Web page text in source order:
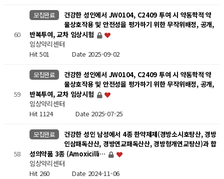
60
모집완료
건강한 성인에서 JW0104, C2409 투여 시 약동학적 약
물상호작용 및 안전성을 평가하기 위한 무작위배정, 공개,
반복투여, 교차 임상시험
임상약리센터
Hit 501Date 2025-09-02
59
모집완료
건강한 성인에서 JW0104, C2409 투여 시 약동학적 약
물상호작용 및 안전성을 평가하기 위한 무작위배정, 공개,
반복투여, 교차 임상시험
임상약리센터
Hit 1124 Date 2025-07-25
58
모집완료
건강한 성인 남성에서 4종 한약제제(경방소시호탕산, 경방
인삼패독산산, 경방연교패독산산, 경방형개연교탕산)과 합
성의약품 3종 (Amoxicilli…
임상약리센터
Hit 260Date 2024-11-06